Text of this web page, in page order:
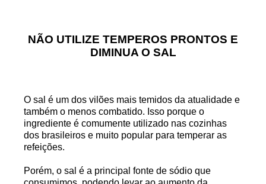
NÃO UTILIZE TEMPEROS PRONTOS E
DIMINUA O SAL
O sal é um dos vilões mais temidos da atualidade e
também o menos combatido. Isso porque o
ingrediente é comumente utilizado nas cozinhas
dos brasileiros e muito popular para temperar as
refeições.
Porém, o sal é a principal fonte de sódio que